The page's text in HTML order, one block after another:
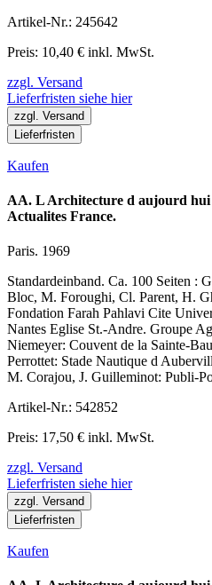
Artikel-Nr.: 245642
Preis: 10,40 € inkl. MwSt.
zzgl. Versand
Lieferfristen siehe hier
zzgl. Versand
Lieferfristen
Kaufen
AA. L Architecture d aujourd
Actualites France.
Paris. 1969
Standardeinband. Ca. 100 Seiten :
Bloc, M. Foroughi, Cl. Parent, H.
Fondation Farah Pahlavi Cite
Nantes Eglise St.-Andre. Groupe
Niemeyer: Couvent de la Sainte-
Perrottet: Stade Nautique d
M. Corajou, J. Guilleminot: Publi-
Artikel-Nr.: 542852
Preis: 17,50 € inkl. MwSt.
zzgl. Versand
Lieferfristen siehe hier
zzgl. Versand
Lieferfristen
Kaufen